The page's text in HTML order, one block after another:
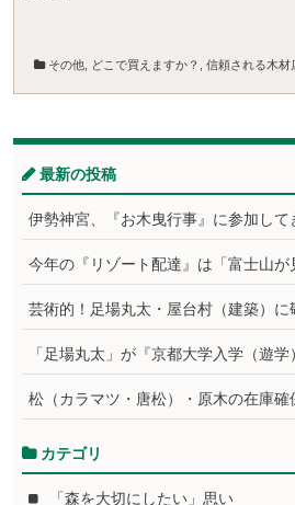
その他 どこで買えますか？ 信頼される木材
最新の投稿
伊勢神宮、『お木曳行事』に参加して
今年の『リゾート配達』は「富士山が
芸術的！足場丸太・屋台村（建築）
「足場丸太」が『京都大学入学（
松（カラマツ・唐松）・原木の在庫確
カテゴリ
「森を大切にしたい」思い